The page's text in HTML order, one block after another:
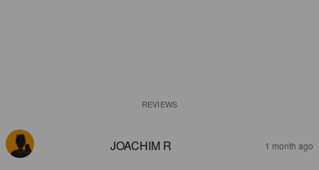
REVIEWS
JOACHIM R 1 month ago